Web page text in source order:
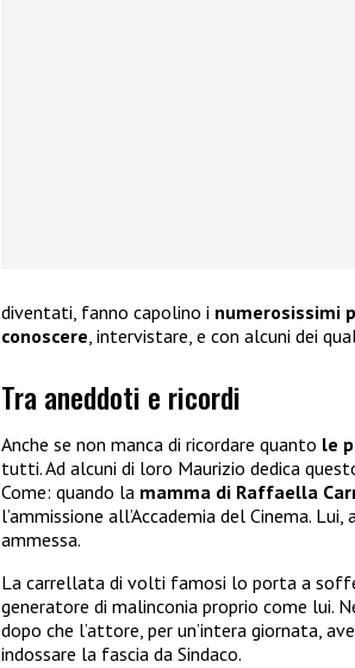
diventati, fanno capolino i numerosissimi
conoscere, intervistare, e con alcuni dei
Tra aneddoti e ricordi
Anche se non manca di ricordare quanto le
tutti. Ad alcuni di loro Maurizio dedica
Come: quando la mamma di Raffaella
l’ammissione all’Accademia del Cinema.
ammessa.
La carrellata di volti famosi lo porta a
generatore di malinconia proprio come lui.
dopo che l’attore, per un’intera giornata,
indossare la fascia da Sindaco.